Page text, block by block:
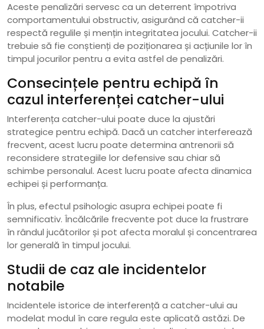
Aceste penalizări servesc ca un deterrent împotriva
comportamentului obstructiv, asigurând că catcher-ii
respectă regulile și mențin integritatea jocului. Catcher-ii
trebuie să fie conștienți de poziționarea și acțiunile lor în
timpul jocurilor pentru a evita astfel de penalizări.
Consecințele pentru echipă în
cazul interferenței catcher-ului
Interferența catcher-ului poate duce la ajustări
strategice pentru echipă. Dacă un catcher interferează
frecvent, acest lucru poate determina antrenorii să
reconsidere strategiile lor defensive sau chiar să
schimbe personalul. Acest lucru poate afecta dinamica
echipei și performanța.
În plus, efectul psihologic asupra echipei poate fi
semnificativ. Încălcările frecvente pot duce la frustrare
în rândul jucătorilor și pot afecta moralul și concentrarea
lor generală în timpul jocului.
Studii de caz ale incidentelor
notabile
Incidentele istorice de interferență a catcher-ului au
modelat modul în care regula este aplicată astăzi. De